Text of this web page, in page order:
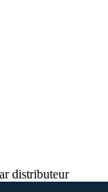
distributeur